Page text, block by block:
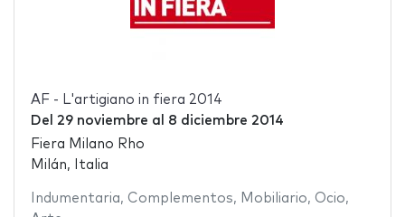
AF - L'artigiano in fiera 2014
Del 29 noviembre al 8 diciembre 2014
Fiera Milano Rho
Milán, Italia
Indumentaria, Complementos, Mobiliario, Ocio,